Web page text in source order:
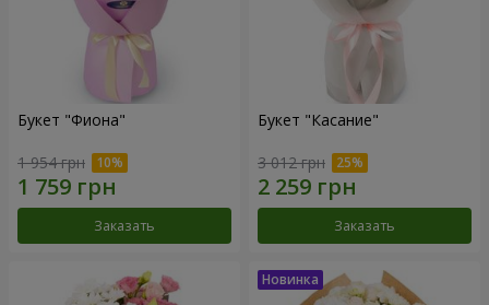
Букет "Фиона"
1 954 грн
Заказать
Букет "Касание"
3 012 грн
Заказать